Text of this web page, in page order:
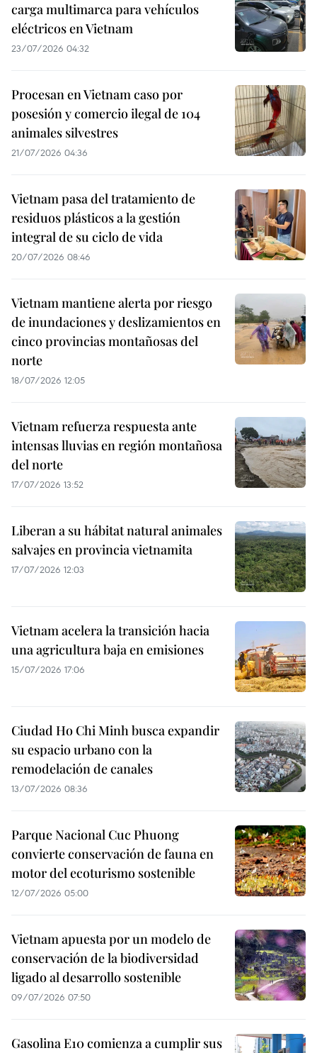
carga multimarca para vehículos
eléctricos en Vietnam
23/07/2026 04:32
Procesan en Vietnam caso por
posesión y comercio ilegal de 104
animales silvestres
21/07/2026 04:36
Vietnam pasa del tratamiento de
residuos plásticos a la gestión
integral de su ciclo de vida
20/07/2026 08:46
Vietnam mantiene alerta por riesgo
de inundaciones y deslizamientos en
cinco provincias montañosas del
norte
18/07/2026 12:05
Vietnam refuerza respuesta ante
intensas lluvias en región montañosa
del norte
17/07/2026 13:52
Liberan a su hábitat natural animales
salvajes en provincia vietnamita
17/07/2026 12:03
Vietnam acelera la transición hacia
una agricultura baja en emisiones
15/07/2026 17:06
Ciudad Ho Chi Minh busca expandir
su espacio urbano con la
remodelación de canales
13/07/2026 08:36
Parque Nacional Cuc Phuong
convierte conservación de fauna en
motor del ecoturismo sostenible
12/07/2026 05:00
Vietnam apuesta por un modelo de
conservación de la biodiversidad
ligado al desarrollo sostenible
09/07/2026 07:50
Gasolina E10 comienza a cumplir sus